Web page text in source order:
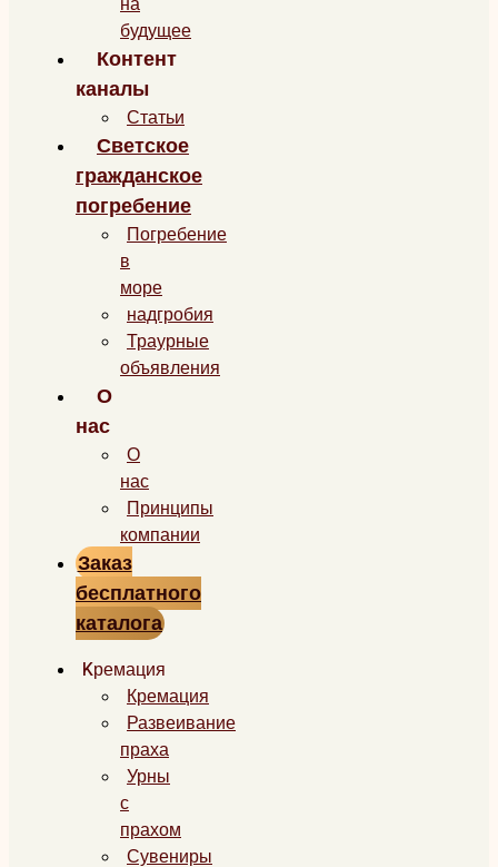
будущее
Контент
каналы
Статьи
Светское
гражданское
погребение
Погребение
в
море
надгробия
Траурные
объявления
О
нас
О
нас
Принципы
компании
Заказ
бесплатного
каталога
Kремация
Кремация
Развеивание
праха
Урны
с
прахом
Сувениры